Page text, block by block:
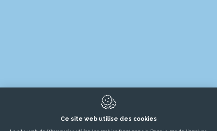
MARCHÉS
PROJETS
TÉMOIGNAGES
Ce site web utilise des cookies